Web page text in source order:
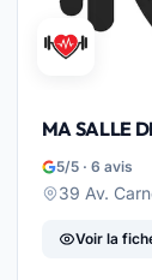
MA SALLE
5/5 · 6 avis
39 Av.
Voir la